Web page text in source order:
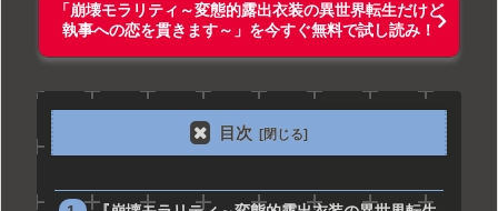
「崩壊モラリティ～変態的露出衣装の異世界転生だけど
執事への恋を貫きます～」を今すぐ無料で試し読み！
目次